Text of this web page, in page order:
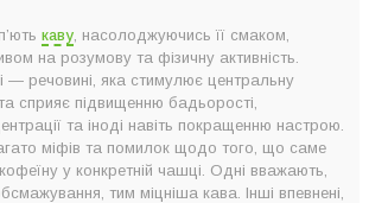
визначає вміст кофеїну?
кофеїну: ступінь обсмажування чи спосіб
впливають на вміст кофеїну в каві
контролювати міцність кави
каву, насолоджуючись її смаком,
на розумову та фізичну активність.
— речовині, яка стимулює центральну
сприяє підвищенню бадьорості,
та іноді навіть покращенню настрою.
міфів та помилок щодо того, що саме
у конкретній чашці. Одні вважають,
тим міцніша кава. Інші впевнені,